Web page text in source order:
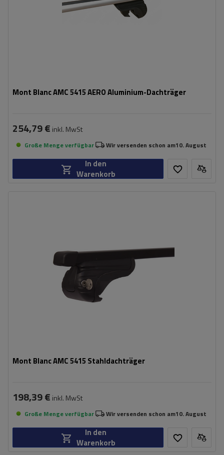
Mont Blanc AMC 5415 AERO Aluminium-Dachträger
254,79 € inkl. MwSt
Große Menge verfügbar Wir versenden schon am10. August
In den
Warenkorb
Mont Blanc AMC 5415 Stahldachträger
198,39 € inkl. MwSt
Große Menge verfügbar Wir versenden schon am10. August
In den
Warenkorb